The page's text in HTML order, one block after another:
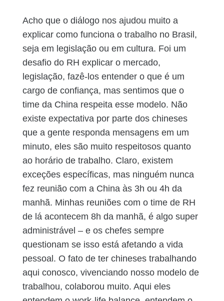
Acho que o diálogo nos ajudou muito a
explicar como funciona o trabalho no Brasil,
seja em legislação ou em cultura. Foi um
desafio do RH explicar o mercado,
legislação, fazê-los entender o que é um
cargo de confiança, mas sentimos que o
time da China respeita esse modelo. Não
existe expectativa por parte dos chineses
que a gente responda mensagens em um
minuto, eles são muito respeitosos quanto
ao horário de trabalho. Claro, existem
exceções específicas, mas ninguém nunca
fez reunião com a China às 3h ou 4h da
manhã. Minhas reuniões com o time de RH
de lá acontecem 8h da manhã, é algo super
administrável – e os chefes sempre
questionam se isso está afetando a vida
pessoal. O fato de ter chineses trabalhando
aqui conosco, vivenciando nosso modelo de
trabalhou, colaborou muito. Aqui eles